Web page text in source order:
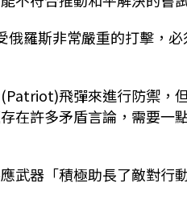
羅斯非常嚴重的打擊，
飛彈來進行防禦，
在許多矛盾言論，需要一
武器「積極助長了敵對行